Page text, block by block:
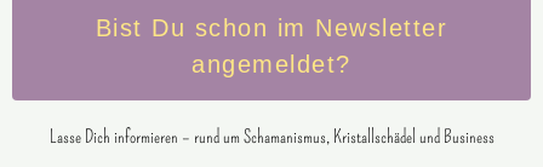
Bist Du schon im Newsletter
angemeldet?
Lasse Dich informieren – rund um Schamanismus, Kristallschädel und Business